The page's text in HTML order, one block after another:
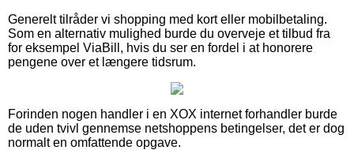
Generelt tilråder vi shopping med kort eller mobilbetaling.
Som en alternativ mulighed burde du overveje et tilbud fra
for eksempel ViaBill, hvis du ser en fordel i at honorere
pengene over et længere tidsrum.
Forinden nogen handler i en XOX internet forhandler burde
de uden tvivl gennemse netshoppens betingelser, det er dog
normalt en omfattende opgave.